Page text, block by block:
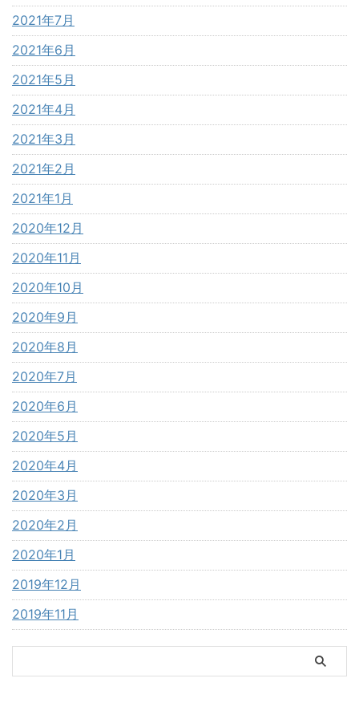
2021年7月
2021年6月
2021年5月
2021年4月
2021年3月
2021年2月
2021年1月
2020年12月
2020年11月
2020年10月
2020年9月
2020年8月
2020年7月
2020年6月
2020年5月
2020年4月
2020年3月
2020年2月
2020年1月
2019年12月
2019年11月